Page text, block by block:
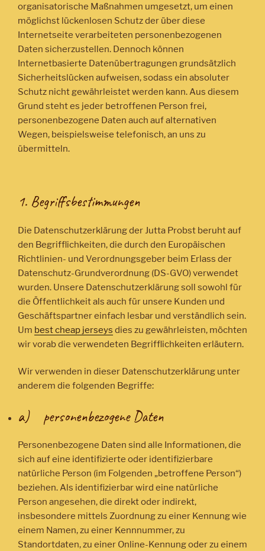
organisatorische Maßnahmen umgesetzt, um einen
möglichst lückenlosen Schutz der über diese
Internetseite verarbeiteten personenbezogenen
Daten sicherzustellen. Dennoch können
Internetbasierte Datenübertragungen grundsätzlich
Sicherheitslücken aufweisen, sodass ein absoluter
Schutz nicht gewährleistet werden kann. Aus diesem
Grund steht es jeder betroffenen Person frei,
personenbezogene Daten auch auf alternativen
Wegen, beispielsweise telefonisch, an uns zu
übermitteln.
1. Begriffsbestimmungen
Die Datenschutzerklärung der Jutta Probst beruht auf
den Begrifflichkeiten, die durch den Europäischen
Richtlinien- und Verordnungsgeber beim Erlass der
Datenschutz-Grundverordnung (DS-GVO) verwendet
wurden. Unsere Datenschutzerklärung soll sowohl für
die Öffentlichkeit als auch für unsere Kunden und
Geschäftspartner einfach lesbar und verständlich sein.
Um best cheap jerseys dies zu gewährleisten, möchten
wir vorab die verwendeten Begrifflichkeiten erläutern.
Wir verwenden in dieser Datenschutzerklärung unter
anderem die folgenden Begriffe:
a) personenbezogene Daten
Personenbezogene Daten sind alle Informationen, die
sich auf eine identifizierte oder identifizierbare
natürliche Person (im Folgenden „betroffene Person“)
beziehen. Als identifizierbar wird eine natürliche
Person angesehen, die direkt oder indirekt,
insbesondere mittels Zuordnung zu einer Kennung wie
einem Namen, zu einer Kennnummer, zu
Standortdaten, zu einer Online-Kennung oder zu einem